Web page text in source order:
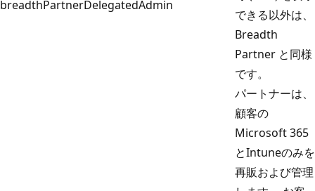
breadthPartnerDelegatedAdmin
できる以外は、
Breadth
Partner と同様
です。
パートナーは、
顧客の
Microsoft 365
とIntuneのみを
再販および管理